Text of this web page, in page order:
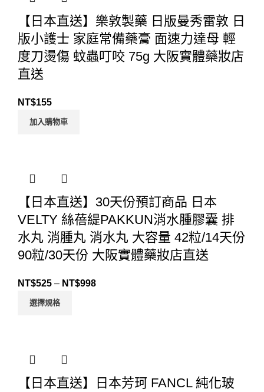
【日本直送】樂敦製藥 日版曼秀雷敦 日
版小護士 家庭常備藥膏 面速力達母 輕
度刀燙傷 蚊蟲叮咬 75g 大阪實體藥妝店
直送
NT$155
加入購物車
【日本直送】30天份預訂商品 日本
VELTY 絲蓓緹PAKKUN消水腫膠囊 排
水丸 消腫丸 消水丸 大容量 42粒/14天份
90粒/30天份 大阪實體藥妝店直送
NT$525 – NT$998
選擇規格
【日本直送】日本芳珂 FANCL 純化玻